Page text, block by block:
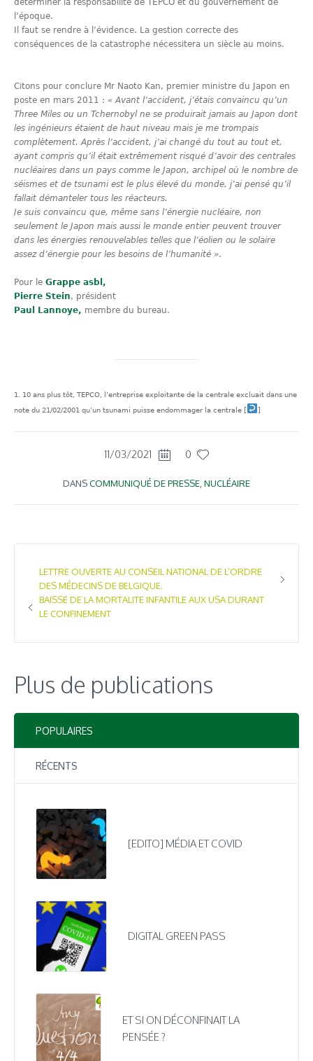
déterminer la responsabilité de TEPCO et du gouvernement de
l’époque.
Il faut se rendre à l’évidence. La gestion correcte des
conséquences de la catastrophe nécessitera un siècle au moins.
Citons pour conclure Mr Naoto Kan, premier ministre du Japon en
poste en mars 2011 : « Avant l’accident, j’étais convaincu qu’un
Three Miles ou un Tchernobyl ne se produirait jamais au Japon dont
les ingénieurs étaient de haut niveau mais je me trompais
complètement. Après l’accident, j’ai changé du tout au tout et,
ayant compris qu’il était extrêmement risqué d’avoir des centrales
nucléaires dans un pays comme le Japon, archipel où le nombre de
séismes et de tsunami est le plus élevé du monde, j’ai pensé qu’il
fallait démanteler tous les réacteurs.
Je suis convaincu que, même sans l’énergie nucléaire, non
seulement le Japon mais aussi le monde entier peuvent trouver
dans les énergies renouvelables telles que l’éolien ou le solaire
assez d’énergie pour les besoins de l’humanité ».
Pour le Grappe asbl,
Pierre Stein, président
Paul Lannoye, membre du bureau.
10 ans plus tôt, TEPCO, l’entreprise exploitante de la centrale excluait dans une
note du 21/02/2001 qu’un tsunami puisse endommager la centrale [ ]
11/03/2021 0
DANSCOMMUNIQUÉ DE PRESSE NUCLÉAIRE
LETTRE OUVERTE AU CONSEIL NATIONAL DE L’ORDRE
DES MÉDECINS DE BELGIQUE.
BAISSE DE LA MORTALITE INFANTILE AUX USA DURANT
LE CONFINEMENT
Plus de publications
POPULAIRES
RÉCENTS
[EDITO] MÉDIA ET COVID
DIGITAL GREEN PASS
ET SI ON DÉCONFINAIT LA
PENSÉE ?